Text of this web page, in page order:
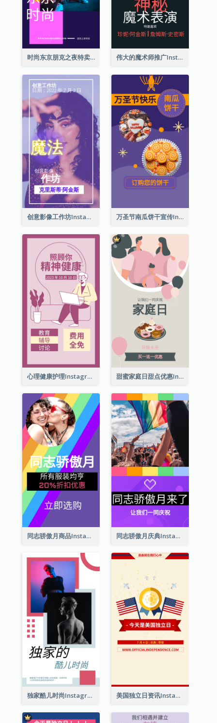
时尚东京朋克之夜特卖Instagram限时动态 伟大的魔术师推广Instagram限时动态
创意影像工作坊Instagram限时动态 万圣节南瓜饼干宣传Instagram限时动态
心理健康护理Instagram限时动态 甜蜜家庭日甜点优惠Instagram限时动态
同志骄傲月商品Instagram限时动态 同志骄傲月庆典Instagram限时动态
独家酷儿时尚Instagram限时动态 美国独立日资讯Instagram限时动态